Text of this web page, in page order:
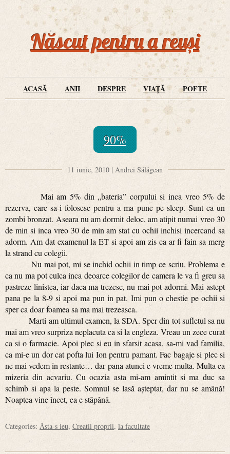
Născut pentru a reuși
ACASĂ ANII DESPRE VIAȚĂ POFTE
90%
11 iunie, 2010 | Andrei Sălăgean
Mai am 5% din „bateria” corpului si inca vreo 5% de
rezerva, care sa-i folosesc pentru a ma pune pe sleep. Sunt ca un
zombi bronzat. Aseara nu am dormit deloc, am atipit numai vreo 30
de min si inca vreo 30 de min am stat cu ochii inchisi incercand sa
adorm. Am dat examenul la ET si apoi am zis ca ar fi fain sa merg
la strand cu colegii.
Nu mai pot, mi se inchid ochii in timp ce scriu. Problema e
ca nu ma pot culca inca deoarce colegilor de camera le va fi greu sa
pastreze linistea, iar daca ma trezesc, nu mai pot adormi. Mai astept
pana pe la 8-9 si apoi ma pun in pat. Imi pun o chestie pe ochii si
sper ca doar foamea sa ma mai trezeasca.
Marti am ultimul examen, la SDA. Sper din tot sufletul sa nu
mai am vreo surpriza neplacuta ca si la engleza. Vreau un zece curat
ca si o farmacie. Apoi plec si eu in sfarsit acasa, sa-mi vad familia,
ca mi-e un dor cat pofta lui Ion pentru pamant. Fac bagaje si plec si
ne mai vedem in restante… dar pana atunci e vreme multa. Multa ca
mizeria din acvariu. Cu ocazia asta mi-am amintit si ma duc sa
schimb si apa la peste. Somnul se lasă aşteptat, dar nu se amână!
Noaptea vine încet, ea e stăpână.
Categories: Ăsta-s ieu, Creatii proprii, la facultate